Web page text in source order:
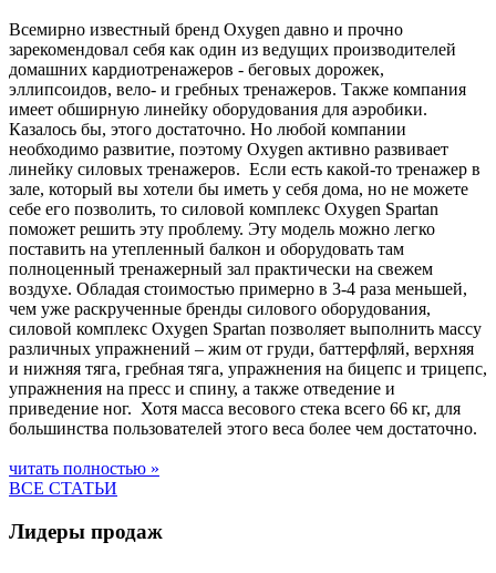
Всемирно известный бренд Oxygen давно и прочно
зарекомендовал себя как один из ведущих производителей
домашних кардиотренажеров - беговых дорожек,
эллипсоидов, вело- и гребных тренажеров. Также компания
имеет обширную линейку оборудования для аэробики.
Казалось бы, этого достаточно. Но любой компании
необходимо развитие, поэтому Oxygen активно развивает
линейку силовых тренажеров. Если есть какой-то тренажер в
зале, который вы хотели бы иметь у себя дома, но не можете
себе его позволить, то силовой комплекс Oxygen Spartan
поможет решить эту проблему. Эту модель можно легко
поставить на утепленный балкон и оборудовать там
полноценный тренажерный зал практически на свежем
воздухе. Обладая стоимостью примерно в 3-4 раза меньшей,
чем уже раскрученные бренды силового оборудования,
силовой комплекс Oxygen Spartan позволяет выполнить массу
различных упражнений – жим от груди, баттерфляй, верхняя
и нижняя тяга, гребная тяга, упражнения на бицепс и трицепс,
упражнения на пресс и спину, а также отведение и
приведение ног. Хотя масса весового стека всего 66 кг, для
большинства пользователей этого веса более чем достаточно.
читать полностью »
ВСЕ СТАТЬИ
Лидеры продаж